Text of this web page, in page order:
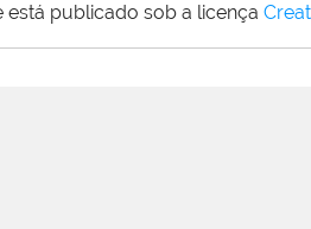
publicado sob a licença